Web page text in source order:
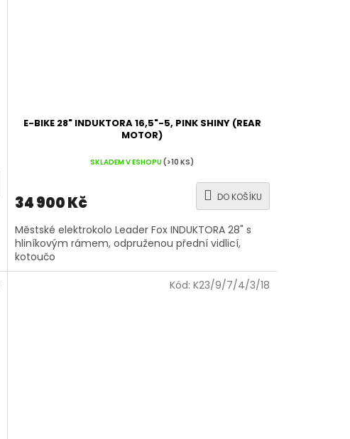
E-BIKE 28" INDUKTORA 16,5"-5, PINK SHINY (REAR
MOTOR)
SKLADEM V ESHOPU(>10 KS)
34 900 Kč DO KOŠÍKU
Městské elektrokolo Leader Fox INDUKTORA 28" s
hliníkovým rámem, odpruženou přední vidlicí,
kotoučo
Kód: K23/9/7/4/3/18